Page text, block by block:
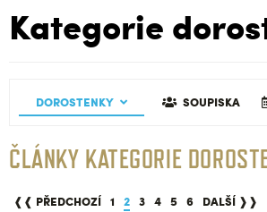
Kategorie
DOROSTENKY
GALERIE ČLÁNKY
TABULKA REALIZAČNÍ TÝM
ZÁPASY STATISTIKYSOUPISKA
ČLÁNKY KATEGORIE
❰❰ PŘEDCHOZÍ 1 2 3 4 5 6 DALŠÍ ❱❱